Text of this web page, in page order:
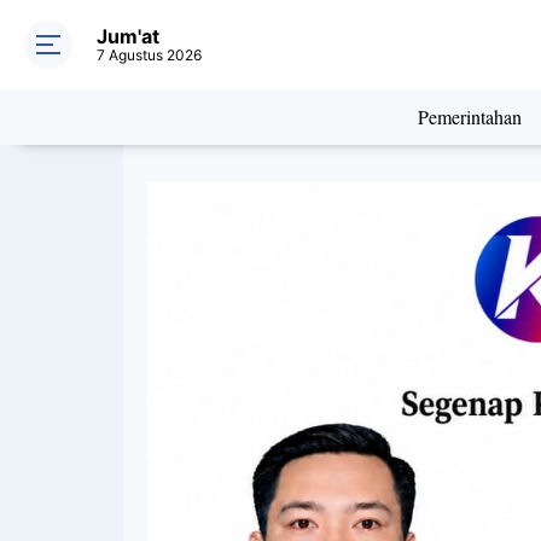
Jum'at
7 Agustus 2026
Pemerintahan